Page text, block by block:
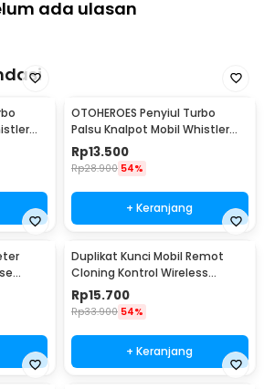
ada ulasan
OTOHEROES Penyiul Turbo
Palsu Knalpot Mobil Whistler
1000-1800cc M 1.6-2.0 - TUR007
Rp13.500
Rp28.900 54%
+ Keranjang
Duplikat Kunci Mobil Remot
Cloning Kontrol Wireless
433.92MHz 1 PCS - WE32
Rp15.700
Rp33.900 54%
+ Keranjang